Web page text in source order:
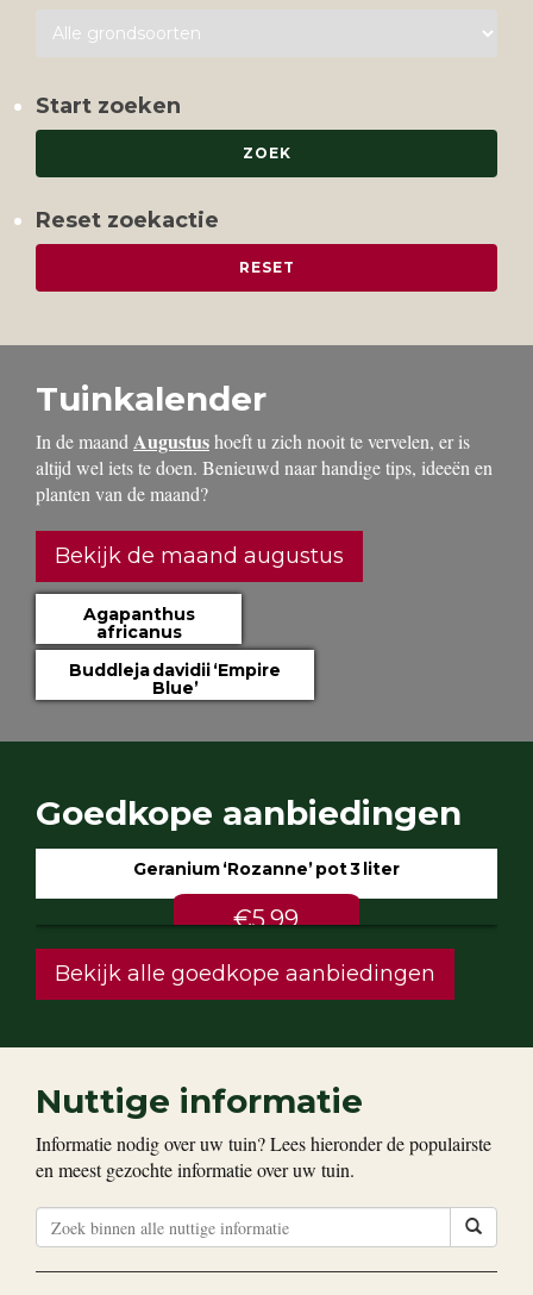
Start zoeken
Reset zoekactie
Tuinkalender
In de maand Augustushoeft u zich nooit te vervelen, er is
altijd wel iets te doen. Benieuwd naar handige tips, ideeën en
planten van de maand?
Bekijk de maand augustus
Agapanthus
africanus
Buddleja davidii ‘Empire
Blue’
Goedkope aanbiedingen
Geranium ‘Rozanne’ pot 3 liter
€5.99
Bekijk alle goedkope aanbiedingen
Nuttige informatie
Informatie nodig over uw tuin? Lees hieronder de populairste
en meest gezochte informatie over uw tuin.